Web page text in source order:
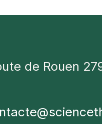
de Rouen